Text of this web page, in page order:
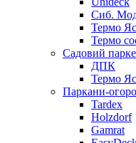
Сиб.
Термо
Термо
Садовий
ДПК
Термо
Паркани-
Tardex
Holzdorf
Gamrat